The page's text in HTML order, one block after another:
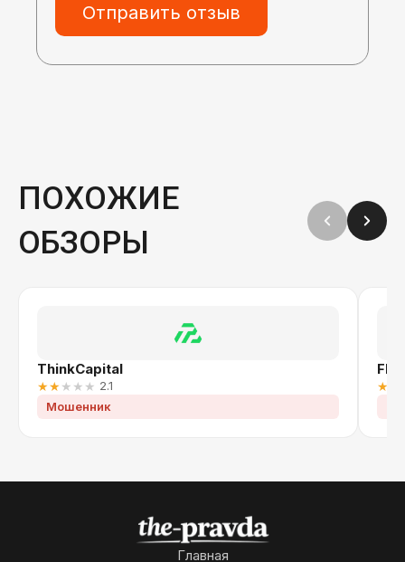
Отправить отзыв
ПОХОЖИЕ
ОБЗОРЫ
ThinkCapital
★★★ ★ ★ 2.1
Мошенник
★
Главная